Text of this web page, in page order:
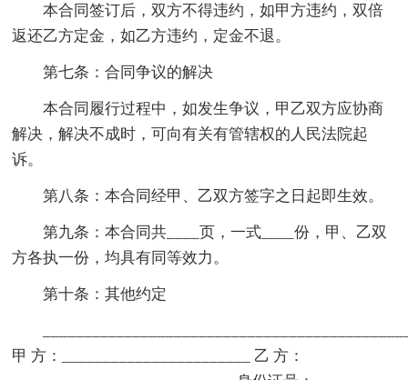
本合同签订后，双方不得违约，如甲方违约，双倍
返还乙方定金，如乙方违约，定金不退。
第七条：合同争议的解决
本合同履行过程中，如发生争议，甲乙双方应协商
解决，解决不成时，可向有关有管辖权的人民法院起
诉。
第八条：本合同经甲、乙双方签字之日起即生效。
第九条：本合同共____页，一式____份，甲、乙双
方各执一份，均具有同等效力。
第十条：其他约定
甲 方：_______________________ 乙 方：